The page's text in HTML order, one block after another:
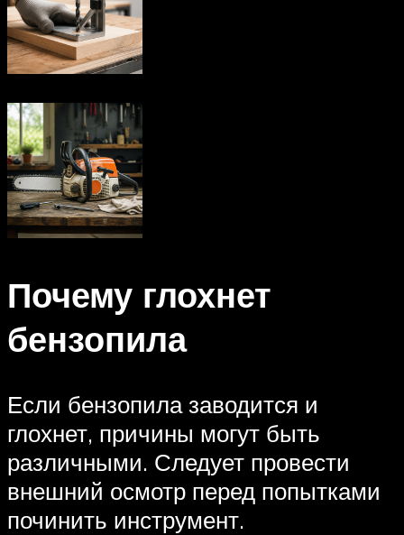
Почему глохнет
бензопила
Если бензопила заводится и
глохнет, причины могут быть
различными. Следует провести
внешний осмотр перед попытками
починить инструмент.